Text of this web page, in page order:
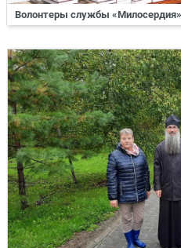
Волонтеры службы